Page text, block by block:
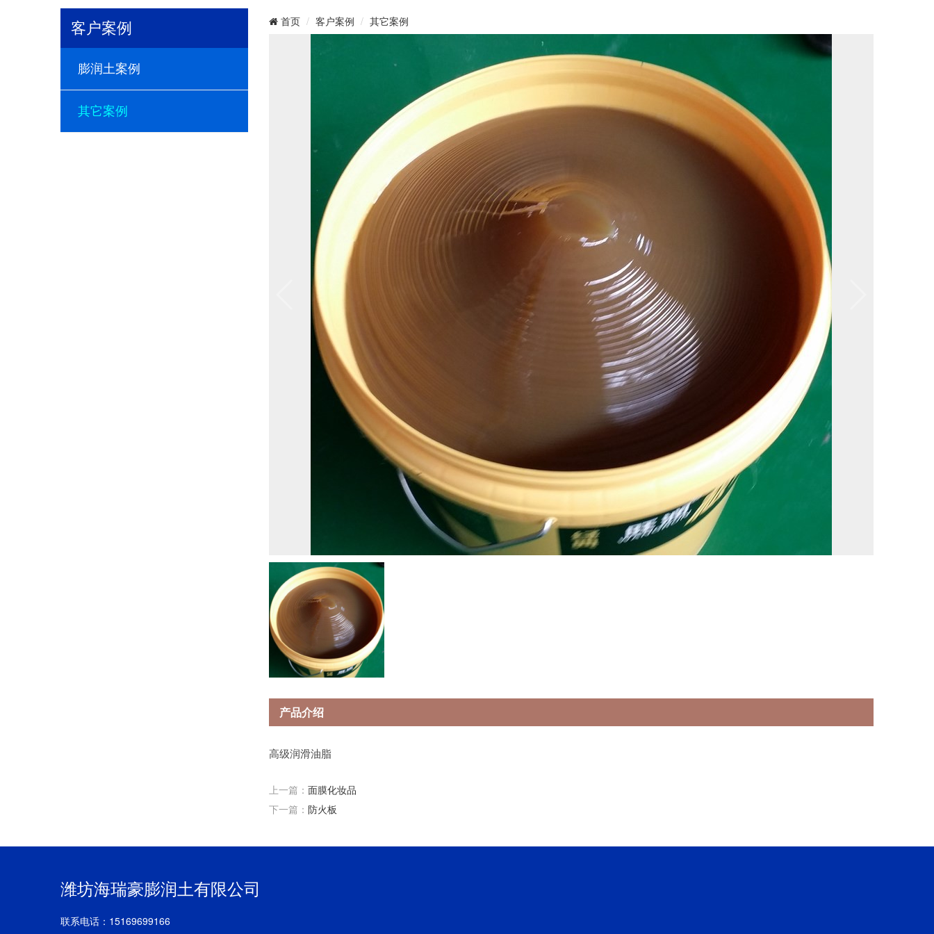
客户案例
膨润土案例
其它案例
首页 客户案例 其它案例
产品介绍
高级润滑油脂
上一篇： 面膜化妆品
下一篇： 防火板
潍坊海瑞豪膨润土有限公司
联系电话：15169699166